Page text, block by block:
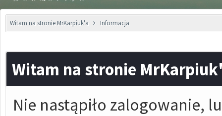
Witam na stronie MrKarpiuk'a Informacja
Witam na stronie
Nie nastąpiło zalogowanie,